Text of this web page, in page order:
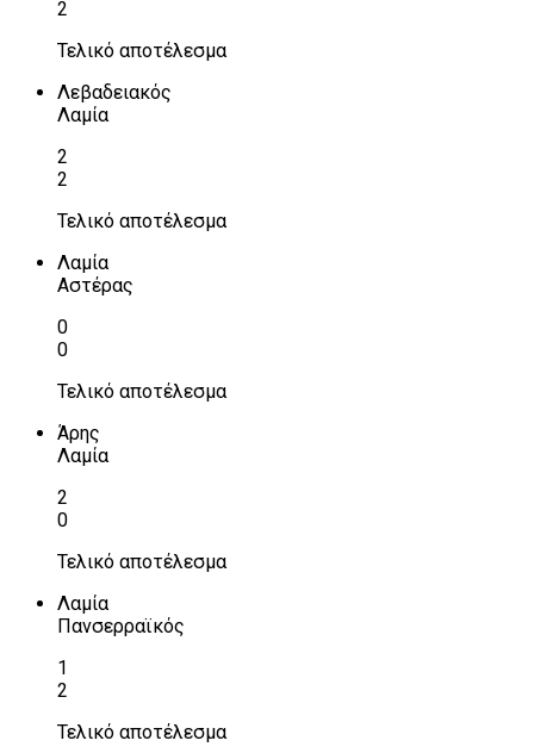
2
Τελικό αποτέλεσμα
Λεβαδειακός
Λαμία
2
2
Τελικό αποτέλεσμα
Λαμία
Αστέρας
0
0
Τελικό αποτέλεσμα
Άρης
Λαμία
2
0
Τελικό αποτέλεσμα
Λαμία
Πανσερραϊκός
1
2
Τελικό αποτέλεσμα